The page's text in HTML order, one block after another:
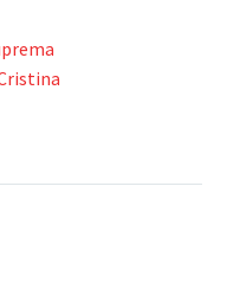
Milei
por el que